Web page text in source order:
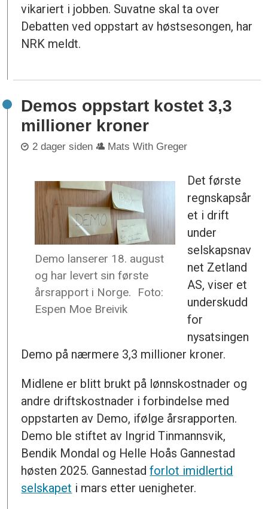
vikariert i jobben. Suvatne skal ta over
Debatten ved oppstart av høstsesongen, har
NRK meldt.
Demos oppstart kostet 3,3
millioner kroner
2 dager siden Mats With Greger
Demo lanserer 18. august
og har levert sin første
årsrapport i Norge.
Foto:
Espen Moe Breivik
Det første
regnskapsår
et i drift
under
selskapsnav
net Zetland
AS, viser et
underskudd
for
nysatsingen
Demo på nærmere 3,3 millioner kroner.
Midlene er blitt brukt på lønnskostnader og
andre driftskostnader i forbindelse med
oppstarten av Demo, ifølge årsrapporten.
Demo ble stiftet av Ingrid Tinmannsvik,
Bendik Mondal og Helle Hoås Gannestad
høsten 2025. Gannestadforlot imidlertid
selskapet i mars etter uenigheter.